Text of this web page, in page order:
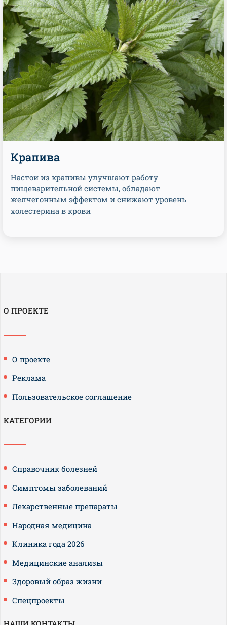
Крапива
Настои из крапивы улучшают работу
пищеварительной системы, обладают
желчегонным эффектом и снижают уровень
холестерина в крови
О ПРОЕКТЕ
О проекте
Реклама
Пользовательское соглашение
КАТЕГОРИИ
Справочник болезней
Симптомы заболеваний
Лекарственные препараты
Народная медицина
Клиника года 2026
Медицинские анализы
Здоровый образ жизни
Спецпроекты